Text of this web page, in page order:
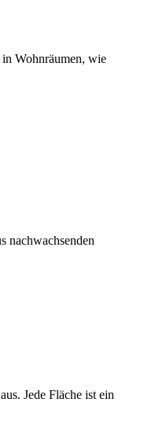
Wohn­räumen, wie
nachwachsenden
Jede Fläche ist ein